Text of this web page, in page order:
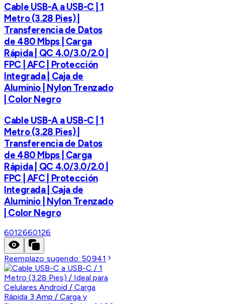
Cable USB-A a USB-C | 1
Metro (3.28 Pies) |
Transferencia de Datos
de 480 Mbps | Carga
Rápida | QC 4.0/3.0/2.0 |
FPC | AFC | Protección
Integrada | Caja de
Aluminio | Nylon Trenzado
| Color Negro
Cable USB-A a USB-C | 1
Metro (3.28 Pies) |
Transferencia de Datos
de 480 Mbps | Carga
Rápida | QC 4.0/3.0/2.0 |
FPC | AFC | Protección
Integrada | Caja de
Aluminio | Nylon Trenzado
| Color Negro
6012660126
Reemplazo sugerido:50941